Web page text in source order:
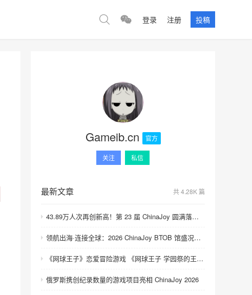
登录 注册 投稿
Gameib.cn 官方
关注 私信
最新文章 共 4.28K 篇
43.89万人次再创新高！第 23 届 ChinaJoy 圆满落幕：感谢有你，共赴这场“与 AI 同游”的盛夏之约
领航出海·连接全球：2026 ChinaJoy BTOB 馆盛况空前
《网球王子》恋爱冒险游戏 《网球王子 学园祭的王子们 ♡-40 and more…》与《网球王子 心跳求生 Tie break ♡game》发售
俄罗斯携创纪录数量的游戏项目亮相 ChinaJoy 2026